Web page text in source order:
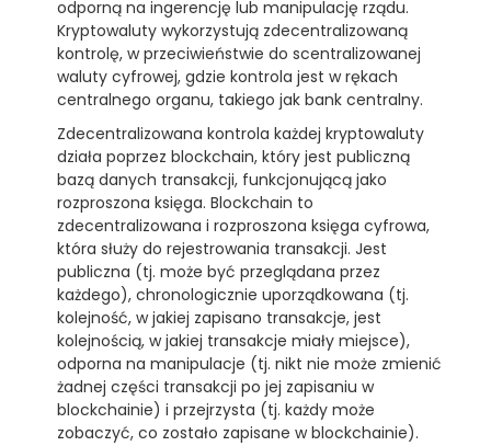
odporną na ingerencję lub manipulację rządu.
Kryptowaluty wykorzystują zdecentralizowaną
kontrolę, w przeciwieństwie do scentralizowanej
waluty cyfrowej, gdzie kontrola jest w rękach
centralnego organu, takiego jak bank centralny.
Zdecentralizowana kontrola każdej kryptowaluty
działa poprzez blockchain, który jest publiczną
bazą danych transakcji, funkcjonującą jako
rozproszona księga. Blockchain to
zdecentralizowana i rozproszona księga cyfrowa,
która służy do rejestrowania transakcji. Jest
publiczna (tj. może być przeglądana przez
każdego), chronologicznie uporządkowana (tj.
kolejność, w jakiej zapisano transakcje, jest
kolejnością, w jakiej transakcje miały miejsce),
odporna na manipulacje (tj. nikt nie może zmienić
żadnej części transakcji po jej zapisaniu w
blockchainie) i przejrzysta (tj. każdy może
zobaczyć, co zostało zapisane w blockchainie).